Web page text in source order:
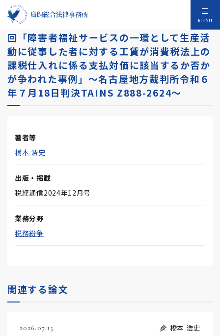
MENU
最新判例・係争中事例の要点解説 第１７１
回「障害者福祉サービスの一環として生産活
動に従事した者に対する工賃が消費税法上の
課税仕入れに係る支払対価に該当するか否か
が争われた事例」～名古屋地方裁判所令和６
年７月18日判決TAINS Z888-2624～
著者等
橋本 浩史
出版・掲載
税経通信2024年12月号
業務分野
税務紛争
関連する論文
2026.07.15
橋本 浩史